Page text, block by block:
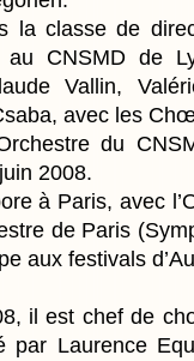
la classe de
CNSMD de
Vallin,
avec les
du
2008.
à Paris, avec
de Paris
aux festivals
il est chef de
Laurence